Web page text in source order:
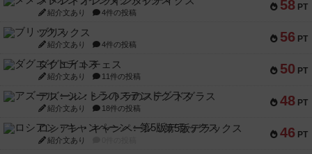
58 PT
紹介文あり 4件の投稿
56 PT
ブリックス
紹介文あり 4件の投稿
50 PT
ダグエイトチェス
紹介文あり 11件の投稿
48 PT
アズール：シントラのステンドグラス
紹介文あり 18件の投稿
46 PT
ロシアン・キャンペーン：第5版デラックス
紹介文あり